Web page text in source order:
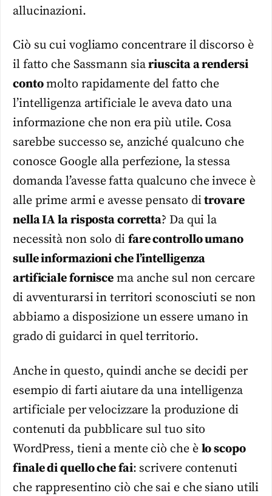
allucinazioni.
Ciò su cui vogliamo concentrare il discorso è
il fatto che Sassmann siariuscita a rendersi
contomolto rapidamente del fatto che
l’intelligenza artificiale le aveva dato una
informazione che non era più utile. Cosa
sarebbe successo se, anziché qualcuno che
conosce Google alla perfezione, la stessa
domanda l’avesse fatta qualcuno che invece è
alle prime armi e avesse pensato ditrovare
nella IA la risposta corretta? Da qui la
necessità non solo di fare controllo umano
sulle informazioni che l’intelligenza
artificiale fornisce ma anche sul non cercare
di avventurarsi in territori sconosciuti se non
abbiamo a disposizione un essere umano in
grado di guidarci in quel territorio.
Anche in questo, quindi anche se decidi per
esempio di farti aiutare da una intelligenza
artificiale per velocizzare la produzione di
contenuti da pubblicare sul tuo sito
WordPress, tieni a mente ciò che è lo scopo
finale di quello che fai: scrivere contenuti
che rappresentino ciò che sai e che siano utili